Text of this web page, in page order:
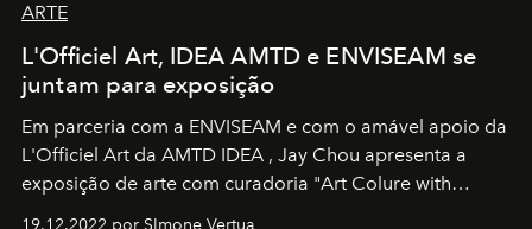
ARTE
L'Officiel Art, IDEA AMTD e ENVISEAM se
juntam para exposição
Em parceria com a ENVISEAM e com o amável apoio da
L'Officiel Art da AMTD IDEA , Jay Chou apresenta a
exposição de arte com curadoria "Art Colure with